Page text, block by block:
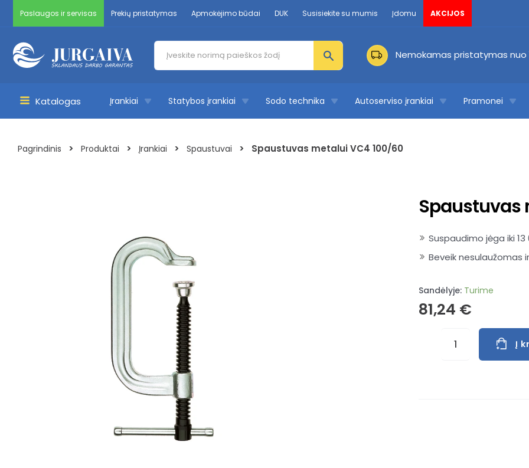
Paslaugos ir servisas Prekių pristatymas Apmokėjimo būdai DUK Susisiekite su mumis Įdomu AKCIJOS
Products
search Nemokamas pristatymas nuo
Katalogas Įrankiai Statybos įrankiai Sodo technika Autoserviso įrankiai Pramonei
Pagrindinis > Produktai > Įrankiai > Spaustuvai > Spaustuvas metalui VC4 100/60
Spaustuvas
Suspaudimo jėga iki 13
Beveik nesulaužomas
Sandėlyje: Turime
81,24 €
Į